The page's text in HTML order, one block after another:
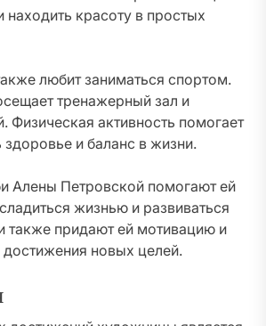
находить красоту в простых
любит заниматься спортом.
тренажерный зал и
Физическая активность помогает
и баланс в жизни.
Алены Петровской помогают ей
жизнью и развиваться
также придают ей мотивацию и
новых целей.